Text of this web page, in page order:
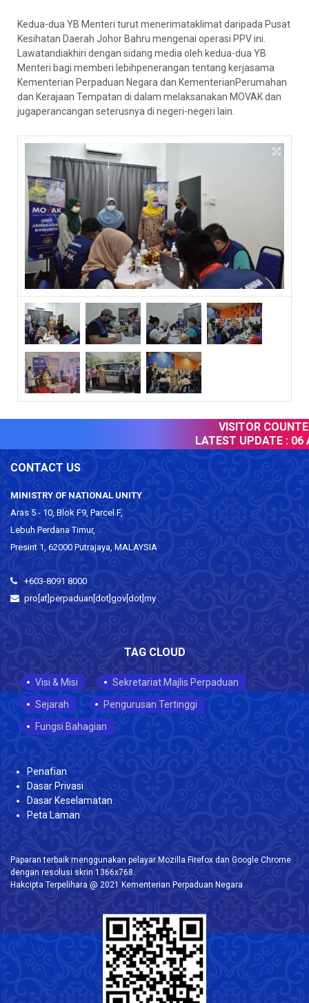
Kedua-dua YB Menteri turut menerimataklimat daripada Pusat
Kesihatan Daerah Johor Bahru mengenai operasi PPV ini.
Lawatandiakhiri dengan sidang media oleh kedua-dua YB
Menteri bagi memberi lebihpenerangan tentang kerjasama
Kementerian Perpaduan Negara dan KementerianPerumahan
dan Kerajaan Tempatan di dalam melaksanakan MOVAK dan
jugaperancangan seterusnya di negeri-negeri lain.
VISITOR
LATEST UPDATE : 06
CONTACT US
MINISTRY OF NATIONAL UNITY
Aras 5 - 10, Blok F9, Parcel F,
Lebuh Perdana Timur,
Presint 1, 62000 Putrajaya, MALAYSIA
+603-8091 8000
pro[at]perpaduan[dot]gov[dot]my
TAG CLOUD
Visi & Misi
Sekretariat Majlis Perpaduan
Sejarah
Pengurusan Tertinggi
Fungsi Bahagian
Penafian
Dasar Privasi
Dasar Keselamatan
Peta Laman
Paparan terbaik menggunakan pelayar Mozilla Firefox dan Google Chrome
dengan resolusi skrin 1366x768.
Hakcipta Terpelihara @ 2021 Kementerian Perpaduan Negara